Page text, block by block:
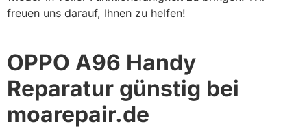
freuen uns darauf, Ihnen zu helfen!
OPPO A96 Handy
Reparatur günstig bei
moarepair.de